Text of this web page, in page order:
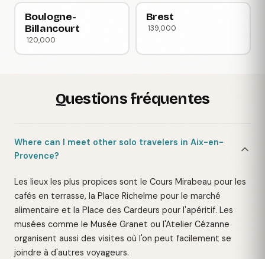
Boulogne-
Billancourt
120,000
Brest
139,000
Questions fréquentes
Where can I meet other solo travelers in Aix-en-
Provence?
Les lieux les plus propices sont le Cours Mirabeau pour les
cafés en terrasse, la Place Richelme pour le marché
alimentaire et la Place des Cardeurs pour l'apéritif. Les
musées comme le Musée Granet ou l'Atelier Cézanne
organisent aussi des visites où l'on peut facilement se
joindre à d'autres voyageurs.